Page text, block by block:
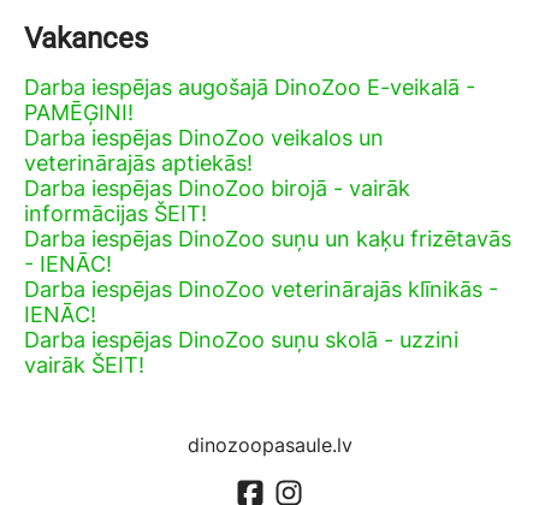
Vakances
Darba iespējas augošajā DinoZoo E-veikalā -
PAMĒĢINI!
Darba iespējas DinoZoo veikalos un
veterinārajās aptiekās!
Darba iespējas DinoZoo birojā - vairāk
informācijas ŠEIT!
Darba iespējas DinoZoo suņu un kaķu frizētavās
- IENĀC!
Darba iespējas DinoZoo veterinārajās klīnikās -
IENĀC!
Darba iespējas DinoZoo suņu skolā - uzzini
vairāk ŠEIT!
dinozoopasaule.lv